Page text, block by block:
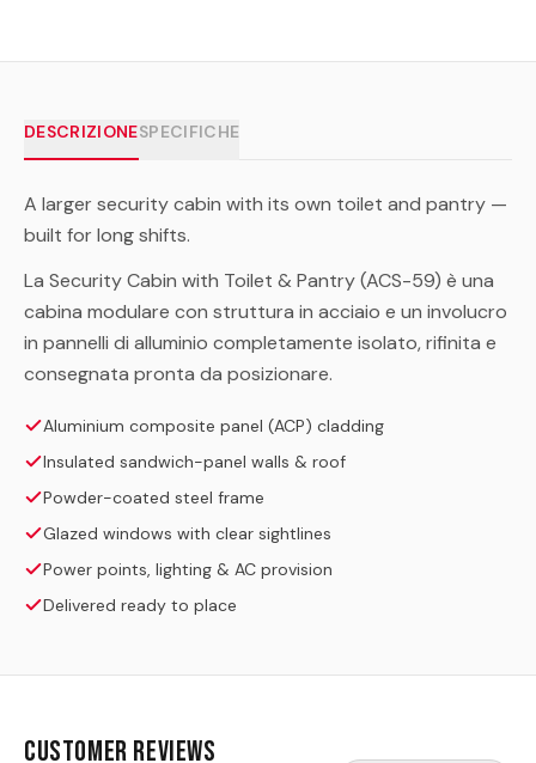
DESCRIZIONESPECIFICHE
A larger security cabin with its own toilet and pantry —
built for long shifts.
La Security Cabin with Toilet & Pantry (ACS-59) è una
cabina modulare con struttura in acciaio e un involucro
in pannelli di alluminio completamente isolato, rifinita e
consegnata pronta da posizionare.
Aluminium composite panel (ACP) cladding
Insulated sandwich-panel walls & roof
Powder-coated steel frame
Glazed windows with clear sightlines
Power points, lighting & AC provision
Delivered ready to place
Customer Reviews